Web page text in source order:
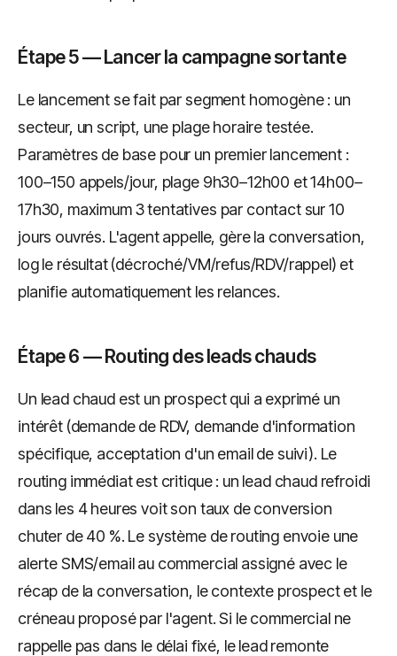
Étape 5 — Lancer la campagne sortante
Le lancement se fait par segment homogène : un
secteur, un script, une plage horaire testée.
Paramètres de base pour un premier lancement :
100–150 appels/jour, plage 9h30–12h00 et 14h00–
17h30, maximum 3 tentatives par contact sur 10
jours ouvrés. L'agent appelle, gère la conversation,
log le résultat (décroché/VM/refus/RDV/rappel) et
planifie automatiquement les relances.
Étape 6 — Routing des leads chauds
Un lead chaud est un prospect qui a exprimé un
intérêt (demande de RDV, demande d'information
spécifique, acceptation d'un email de suivi). Le
routing immédiat est critique : un lead chaud refroidi
dans les 4 heures voit son taux de conversion
chuter de 40 %. Le système de routing envoie une
alerte SMS/email au commercial assigné avec le
récap de la conversation, le contexte prospect et le
créneau proposé par l'agent. Si le commercial ne
rappelle pas dans le délai fixé, le lead remonte